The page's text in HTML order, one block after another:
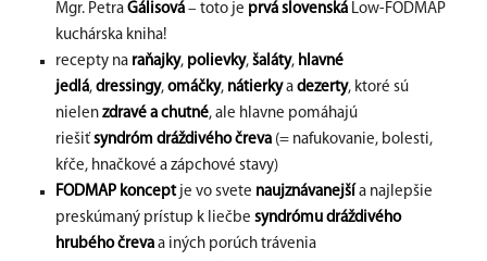
Mgr. Petra Gálisová – toto je prvá slovenská Low-FODMAP
kuchárska kniha!
recepty na raňajky, polievky, šaláty, hlavné
jedlá, dressingy, omáčky, nátierkya dezerty, ktoré sú
nielen zdravé a chutné, ale hlavne pomáhajú
riešiť syndróm dráždivého čreva (= nafukovanie, bolesti,
kŕče, hnačkové a zápchové stavy)
FODMAP konceptje vo svete naujznávanejší a najlepšie
preskúmaný prístup k liečbe syndrómu dráždivého
hrubého čreva a iných porúch trávenia